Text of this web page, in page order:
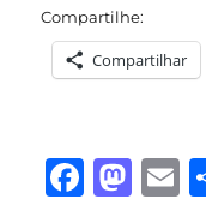
Compartilhe:
Compartilhar
F
M E